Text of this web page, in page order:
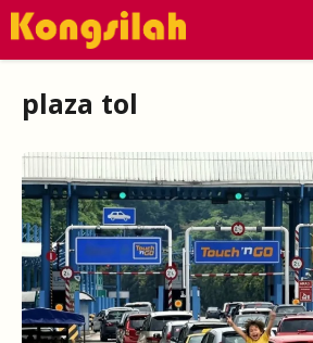
Skip
plaza tol